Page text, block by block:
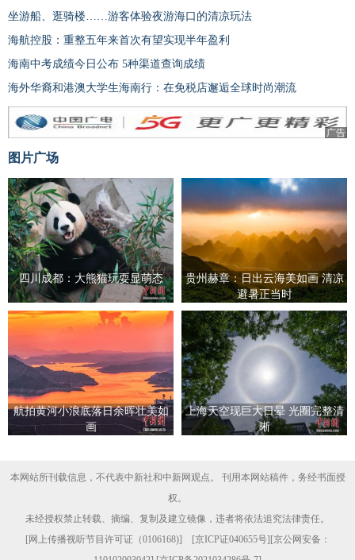
坐游船、逛骑楼……游客体验夜游海口的清凉玩法
海航控股：重整五年来首次有望实现半年盈利
海南中考成绩今日公布 5种渠道查询成绩
海外华裔和港澳大学生海南行：在免税店邂逅全球时尚潮流
广告
图片广场
四川成都：大熊猫玩耍显萌态
贵州赫章：日出云海美如画 清凉
避暑正当时
航拍黄河小浪底落日余晖壮美如
画
上海天空现巨大日晕 光圈完整清
晰
本网站所刊载信息，不代表中新社和中新网观点。 刊用本网站稿件，务经书面授
权。
未经授权禁止转载、摘编、复制及建立镜像，违者将依法追究法律责任。
[网上传播视听节目许可证（0106168)] [京ICP证040655号][京公网安备：